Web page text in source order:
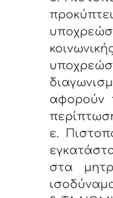
αφορούν
ε.
στα